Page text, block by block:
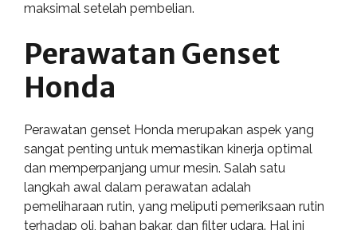
maksimal setelah pembelian.
Perawatan Genset
Honda
Perawatan genset Honda merupakan aspek yang
sangat penting untuk memastikan kinerja optimal
dan memperpanjang umur mesin. Salah satu
langkah awal dalam perawatan adalah
pemeliharaan rutin, yang meliputi pemeriksaan rutin
terhadap oli, bahan bakar, dan filter udara. Hal ini